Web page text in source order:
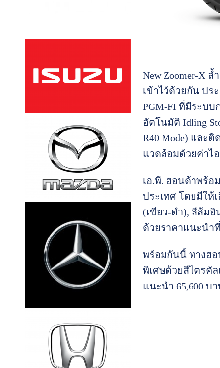
New Zoomer-X
เข้าไว้ด้วยกัน ปร
PGM-FI ที่มีระบ
อัตโนมัติ Idling
R40 Mode) และ
แวดล้อมด้วยค่าไ
เอ.พี. ฮอนด้าพร้อ
ประเทศ โดยมีให้
(เขียว-ดำ), สีส้ม
ด้วยราคาแนะนำที่
พร้อมกันนี้ ทางฮอ
พิเศษด้วยสีไตรคั
แนะนำ 65,600 บา